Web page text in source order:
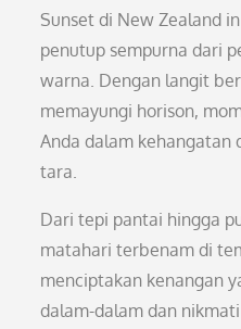
Sunset di New Zealand
penutup sempurna dari
warna. Dengan langit
memayungi horison,
Anda dalam kehangatan
tara.
Dari tepi pantai hingga
matahari terbenam di
menciptakan kenangan
dalam-dalam dan